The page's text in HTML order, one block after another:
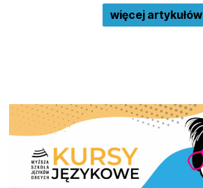
więcej artykułów